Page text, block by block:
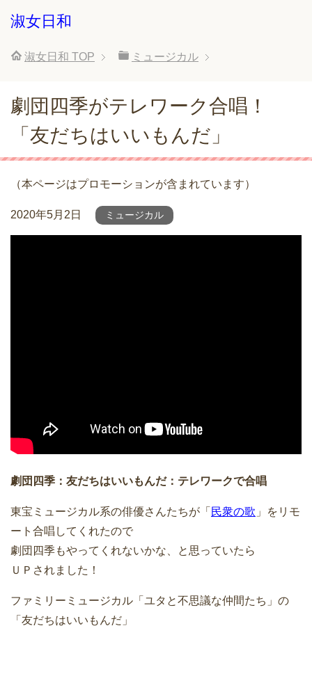
淑女日和
淑女日和 TOP ミュージカル
劇団四季がテレワーク合唱！
「友だちはいいもんだ」
（本ページはプロモーションが含まれています）
2020年5月2日 ミュージカル
劇団四季：友だちはいいもんだ：テレワークで合唱
東宝ミュージカル系の俳優さんたちが「 民衆の歌 」をリモ
ート合唱してくれたので
劇団四季もやってくれないかな、と思っていたら
ＵＰされました！
ファミリーミュージカル「ユタと不思議な仲間たち」の
「友だちはいいもんだ」